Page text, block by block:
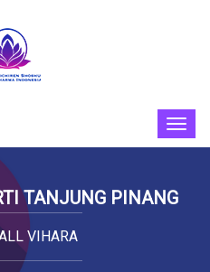
TANJUNG PINANG
VIHARA